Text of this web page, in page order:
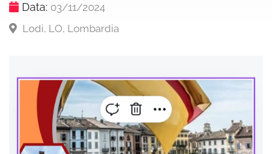
Data: 03/11/2024
Lodi, LO, Lombardia